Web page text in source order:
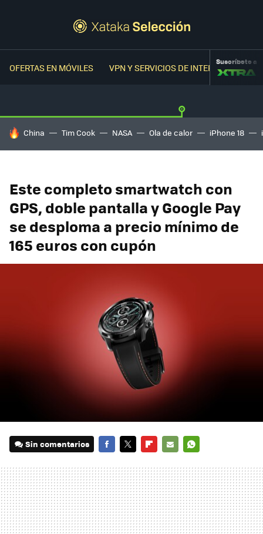
OFERTAS EN MÓVILES VPN Y SERVICIOS DE INTERNETSuscríbete a
HOY SE HABLA DE
China Tim Cook NASA Ola de calor iPhone 18
Este completo smartwatch con
GPS, doble pantalla y Google Pay
se desploma a precio mínimo de
165 euros con cupón
Sin comentarios
MAIL